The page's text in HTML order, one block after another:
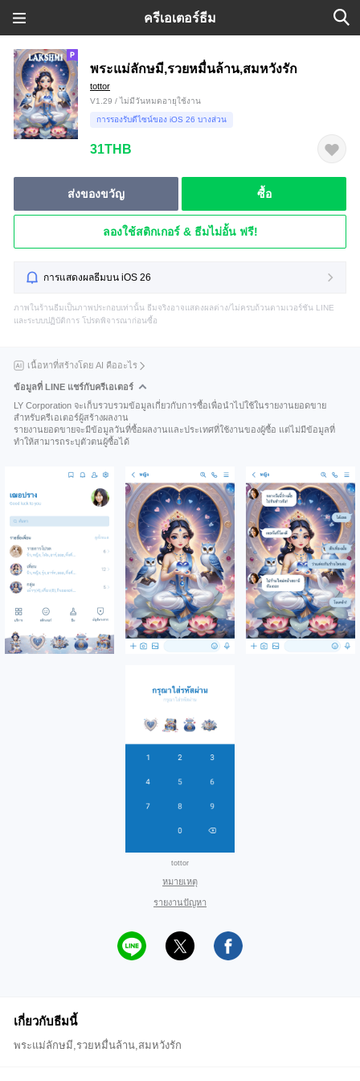
ครีเอเตอร์ธีม
พระแม่ลักษมี,รวยหมื่นล้าน,สมหวังรัก
tottor
V1.29 / ไม่มีวันหมดอายุใช้งาน
การรองรับดีไซน์ของ iOS 26 บางส่วน
31THB
ส่งของขวัญ ซื้อ
ลองใช้สติกเกอร์ & ธีมไม่อั้น ฟรี!
การแสดงผลธีมบน iOS 26
ภาพในร้านธีมเป็นภาพประกอบเท่านั้น ธีมจริงอาจแสดงผลต่าง/ไม่ครบถ้วนตามเวอร์ชัน LINE
และระบบปฏิบัติการ โปรดพิจารณาก่อนซื้อ
เนื้อหาที่สร้างโดย AI คืออะไร
ข้อมูลที่ LINE แชร์กับครีเอเตอร์
LY Corporation จะเก็บรวบรวมข้อมูลเกี่ยวกับการซื้อเพื่อนำไปใช้ในรายงานยอดขาย
สำหรับครีเอเตอร์ผู้สร้างผลงาน
รายงานยอดขายจะมีข้อมูลวันที่ซื้อผลงานและประเทศที่ใช้งานของผู้ซื้อ แต่ไม่มีข้อมูลที่
ทำให้สามารถระบุตัวตนผู้ซื้อได้
tottor
หมายเหตุ
รายงานปัญหา
เกี่ยวกับธีมนี้
พระแม่ลักษมี,รวยหมื่นล้าน,สมหวังรัก